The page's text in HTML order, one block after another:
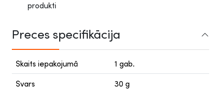
produkti
Preces specifikācija
Skaits iepakojumā 1 gab.
Svars 30 g